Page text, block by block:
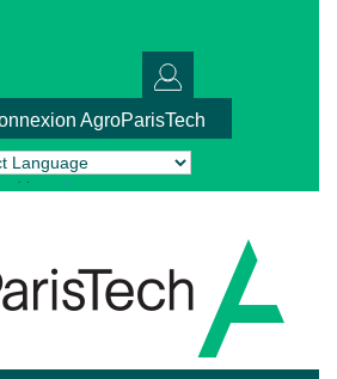
AgroParisTech
by Translate